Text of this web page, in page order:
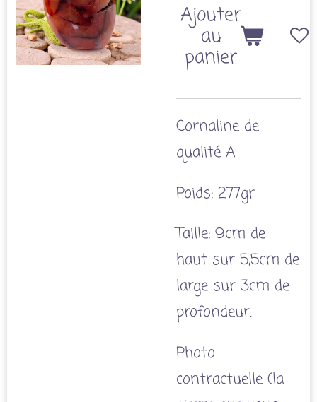
Ajouter
au
panier
Cornaline de
qualité A
Poids: 277gr
Taille: 9cm de
haut sur 5,5cm de
large sur 3cm de
profondeur.
Photo
contractuelle (la